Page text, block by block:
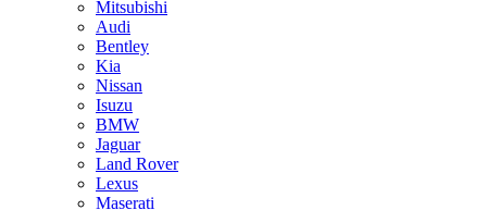
Mitsubishi
Audi
Bentley
Kia
Nissan
Isuzu
BMW
Jaguar
Land Rover
Lexus
Maserati